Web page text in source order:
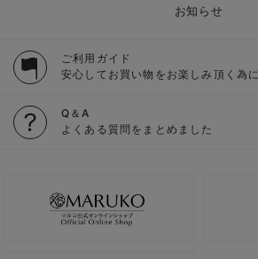
お知らせ
ご利用ガイド
安心してお買い物をお楽しみ頂く為に
Q＆A
よくある質問をまとめました